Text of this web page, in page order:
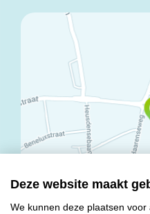
Deze website maakt
We kunnen deze plaatsen voor